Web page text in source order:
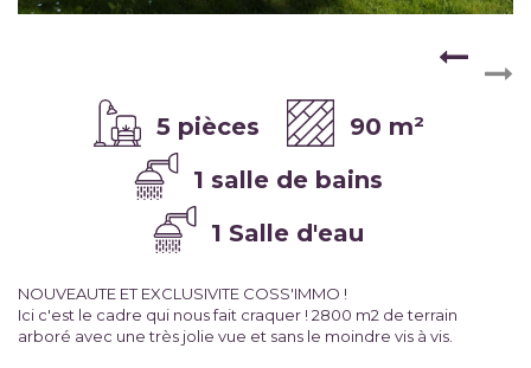
5 pièces
90 m²
1 salle de bains
1 Salle d'eau
NOUVEAUTE ET EXCLUSIVITE COSS'IMMO !
Ici c'est le cadre qui nous fait craquer ! 2800 m2 de terrain
arboré avec une très jolie vue et sans le moindre vis à vis.